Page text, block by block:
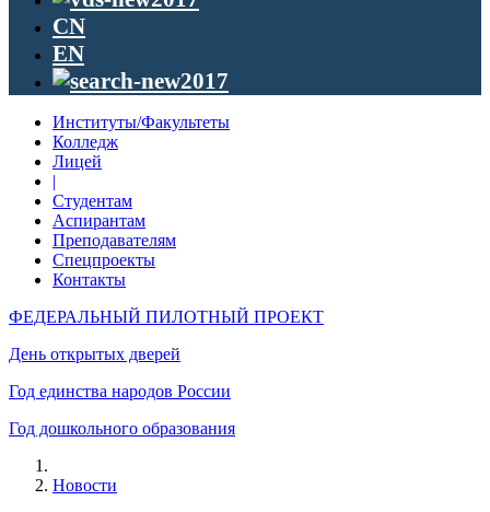
CN
EN
Институты/Факультеты
Колледж
Лицей
|
Студентам
Аспирантам
Преподавателям
Спецпроекты
Контакты
ФЕДЕРАЛЬНЫЙ ПИЛОТНЫЙ ПРОЕКТ
День открытых дверей
Год единства народов России
Год дошкольного образования
Новости